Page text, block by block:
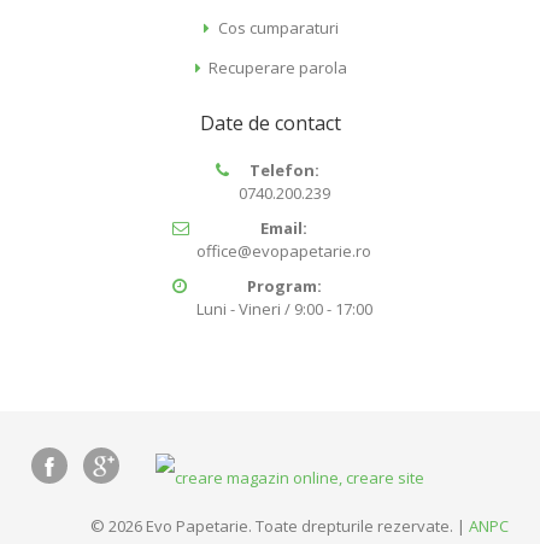
Cos cumparaturi
Recuperare parola
Date de contact
Telefon:
0740.200.239
Email:
office@evopapetarie.ro
Program:
Luni - Vineri / 9:00 - 17:00
© 2026 Evo Papetarie. Toate drepturile rezervate. | ANPC